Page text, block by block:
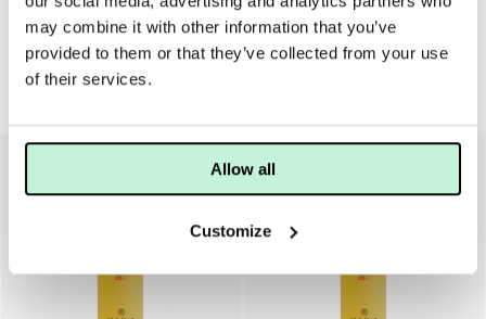
may combine it with other information that you’ve
provided to them or that they’ve collected from your use
of their services.
Allow all
Customize